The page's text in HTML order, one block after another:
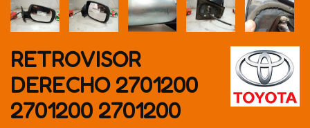
RETROVISOR
DERECHO 2701200
2701200 2701200